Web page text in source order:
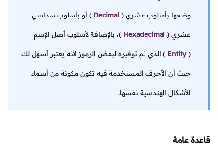
وضعها بأسلوب عشري (
Decimal
) أو بأسلوب سداسي
عشري (
Hexadecimal )، بالإضافة لأسلوب أصل الإسم
(
Entity
) الذي تم توفيره لبعض الرموز لأنه يعتبر أسهل لك
حيث أن الأحرف المستخدمة فيه تكون مكونة من أسماء
الأشكال الهندسية نفسها.
قاعدة عامة